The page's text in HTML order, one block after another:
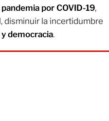
pandemia por COVID-19,
disminuir la incertidumbre
democracia.